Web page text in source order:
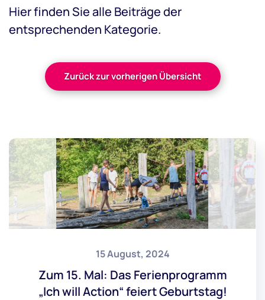
Hier finden Sie alle Beiträge der
entsprechenden Kategorie.
Zurück zur vorherigen Übersicht
15 August, 2024
Zum 15. Mal: Das Ferienprogramm
„Ich will Action“ feiert Geburtstag!